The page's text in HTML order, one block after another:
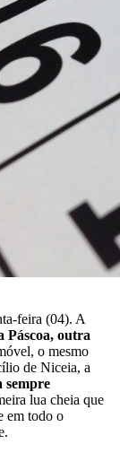
feira (04). A
Páscoa, outra
o mesmo
de Niceia, a
sempre
lua cheia que
em todo o